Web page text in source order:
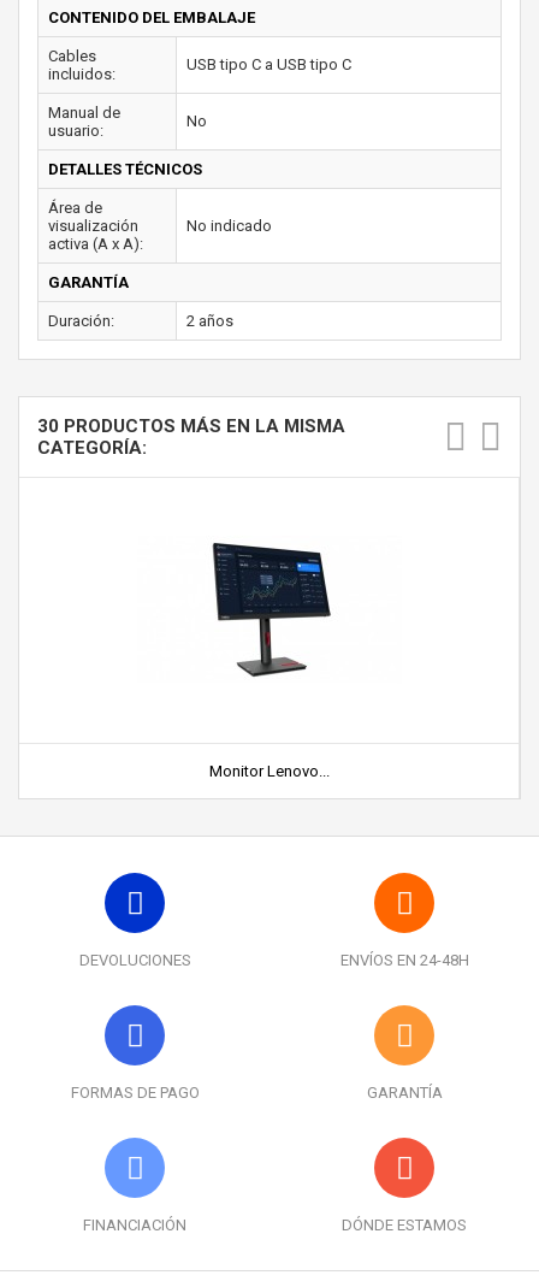
CONTENIDO DEL EMBALAJE
Cables
incluidos:
USB tipo C a USB tipo C
Manual de
usuario:
No
DETALLES TÉCNICOS
Área de
visualización
activa (A x A):
No indicado
GARANTÍA
Duración: 2 años
30 PRODUCTOS MÁS EN LA MISMA
CATEGORÍA:
Monitor Lenovo...
DEVOLUCIONES ENVÍOS EN 24-48H
FORMAS DE PAGO GARANTÍA
FINANCIACIÓN DÓNDE ESTAMOS